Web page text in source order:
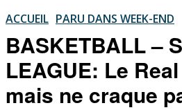
ACCUEIL PARU DANS WEEK-END
BASKETBALL –
LEAGUE: Le
mais ne craque